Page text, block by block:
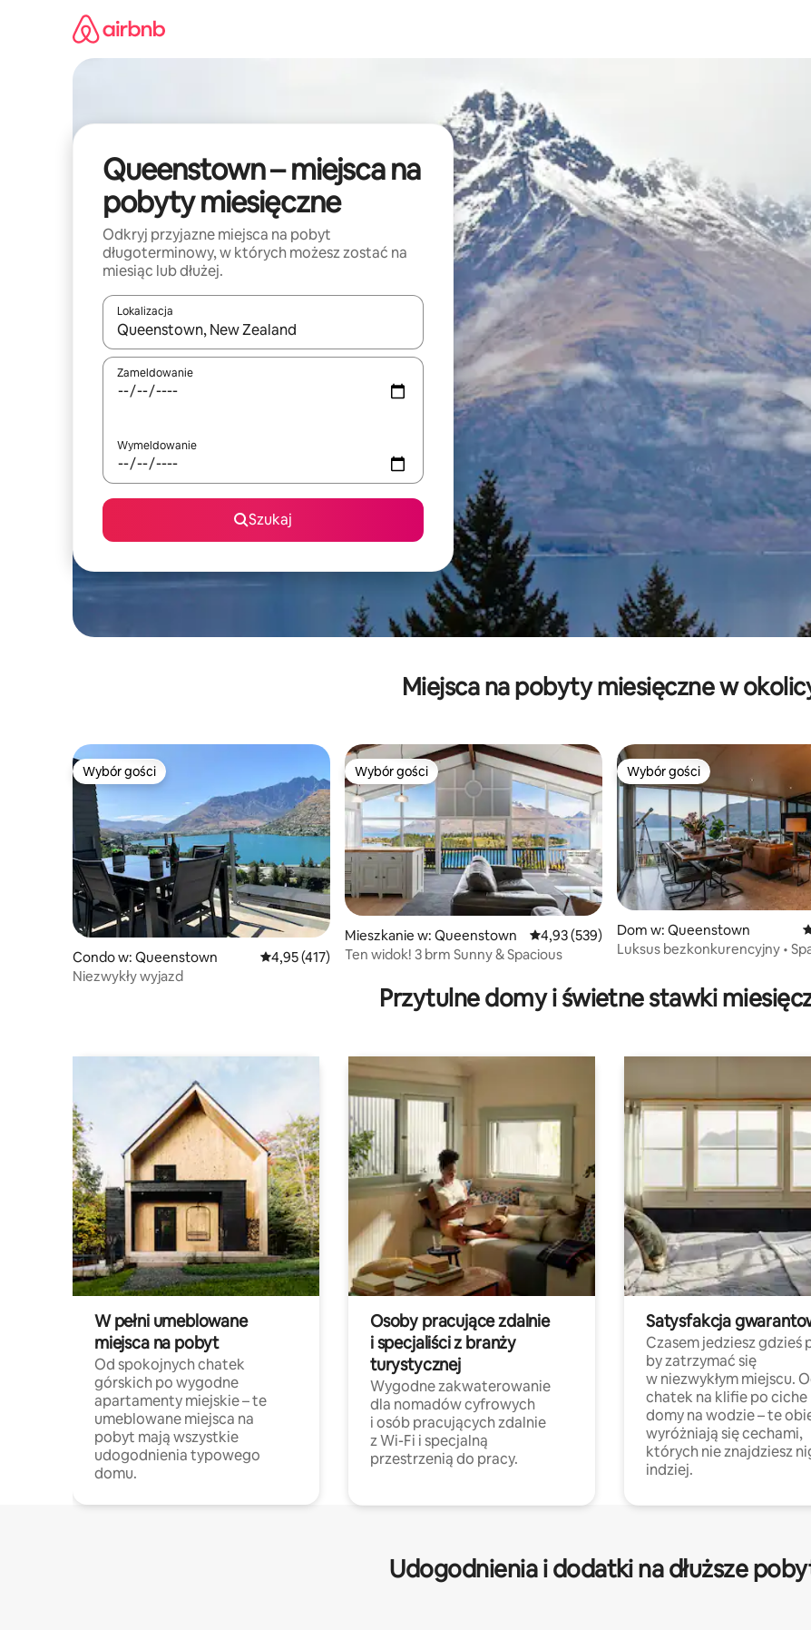
Queenstown – miejsca na
pobyty miesięczne
Odkryj przyjazne miejsca na pobyt
długoterminowy, w których możesz zostać na
miesiąc lub dłużej.
Lokalizacja
Gdy wyniki będą dostępne, możesz poruszać się po nich za pomocą klawiszy strzałek w górę i w dół lub przeglądać
Zameldowanie
Wymeldowanie
Szukaj
Miejsca na pobyty miesięczne w
Wybór gości
Wybór gości
Condo w: Queenstown Średnia ocena: 4,95 na 5, liczba recenzji: 417
4,95 (417)
Niezwykły wyjazd
Wybór gości
Wybór gości
Mieszkanie w: Queenstown Średnia ocena: 4,93 na 5, liczba recenzji: 539
4,93 (539)
Ten widok! 3 brm Sunny & Spacious
Wybór gości
Wybór gości
Dom w: Queenstown
Luksus bezkonkurencyjny •
Przytulne domy i świetne stawki
W pełni umeblowane
miejsca na pobyt
Od spokojnych chatek
górskich po wygodne
apartamenty miejskie – te
umeblowane miejsca na
pobyt mają wszystkie
udogodnienia typowego
domu.
Osoby pracujące zdalnie
i specjaliści z branży
turystycznej
Wygodne zakwaterowanie
dla nomadów cyfrowych
i osób pracujących zdalnie
z Wi-Fi i specjalną
przestrzenią do pracy.
Satysfakcja
Czasem jedziesz gdzieś
by zatrzymać się
w niezwykłym miejscu.
chatek na klifie po ciche
domy na wodzie – te
wyróżniają się cechami,
których nie znajdziesz
indziej.
Udogodnienia i dodatki na dłuższe